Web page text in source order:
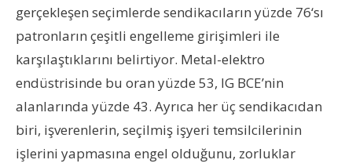
gerçekleşen seçimlerde sendikacıların yüzde 76‘sı
patronların çeşitli engelleme girişimleri ile
karşılaştıklarını belirtiyor. Metal-elektro
endüstrisinde bu oran yüzde 53, IG BCE’nin
alanlarında yüzde 43. Ayrıca her üç sendikacıdan
biri, işverenlerin, seçilmiş işyeri temsilcilerinin
işlerini yapmasına engel olduğunu, zorluklar